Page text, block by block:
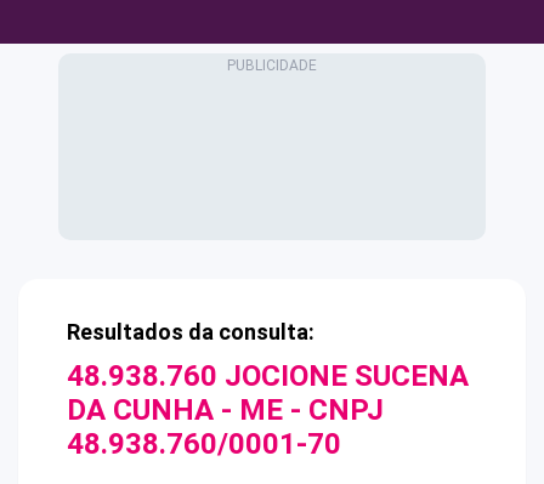
Resultados da consulta:
48.938.760 JOCIONE SUCENA
DA CUNHA - ME - CNPJ
48.938.760/0001-70